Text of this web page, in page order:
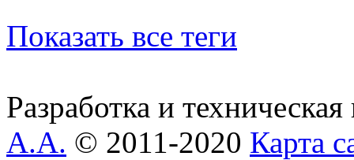
Показать все теги
Разработка и
А.А. © 2011-2020 Карта